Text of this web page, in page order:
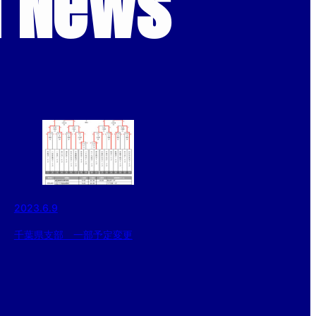
2023.6.9
千葉県支部 一部予定変更